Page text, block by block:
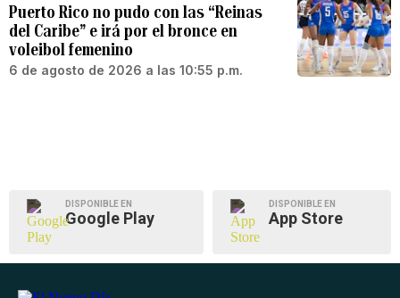
Puerto Rico no pudo con las “Reinas
del Caribe” e irá por el bronce en
voleibol femenino
6 de agosto de 2026 a las 10:55 p.m.
DISPONIBLE EN
Google Play
DISPONIBLE EN
App Store